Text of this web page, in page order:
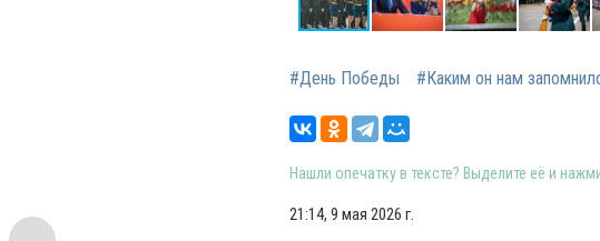
#День Победы #Каким он нам
Нашли опечатку в тексте? Выделите её и
21:14, 9 мая 2026 г.